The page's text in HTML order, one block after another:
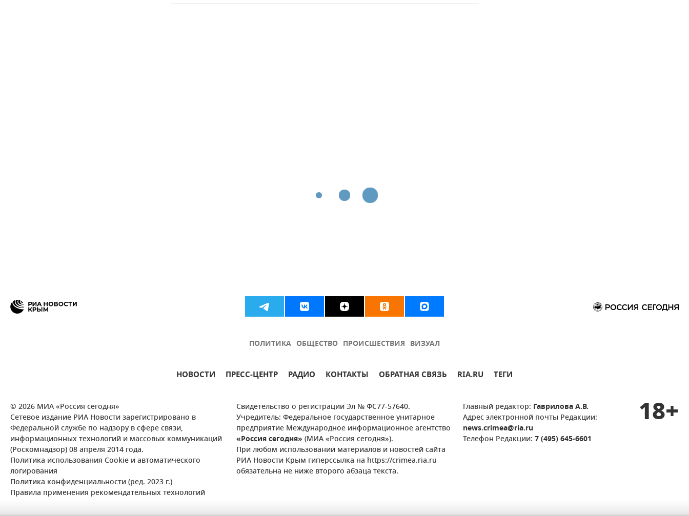
ПОЛИТИКА ОБЩЕСТВО ПРОИСШЕСТВИЯ ВИЗУАЛ
НОВОСТИ ПРЕСС-ЦЕНТР РАДИО КОНТАКТЫ ОБРАТНАЯ СВЯЗЬ RIA.RU ТЕГИ
© 2026 МИА «Россия сегодня»
Сетевое издание РИА Новости зарегистрировано в
Федеральной службе по надзору в сфере связи,
информационных технологий и массовых коммуникаций
(Роскомнадзор) 08 апреля 2014 года.
Политика использования Cookie и автоматического
логирования
Политика конфиденциальности (ред. 2023 г.)
Правила применения рекомендательных технологий
Свидетельство о регистрации Эл № ФС77-57640.
Учредитель: Федеральное государственное унитарное
предприятие Международное информационное агентство
«Россия сегодня» (МИА «Россия сегодня»).
При любом использовании материалов и новостей сайта
РИА Новости Крым гиперссылка на https://crimea.ria.ru
обязательна не ниже второго абзаца текста.
Главный редактор: Гаврилова А.В.
Адрес электронной почты Редакции:
news.crimea@ria.ru
Телефон Редакции: 7 (495) 645-6601
18+